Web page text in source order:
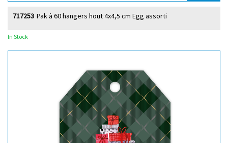
Pak à 60 hangers hout 4x4,5 cm Egg assorti
717253
In Stock